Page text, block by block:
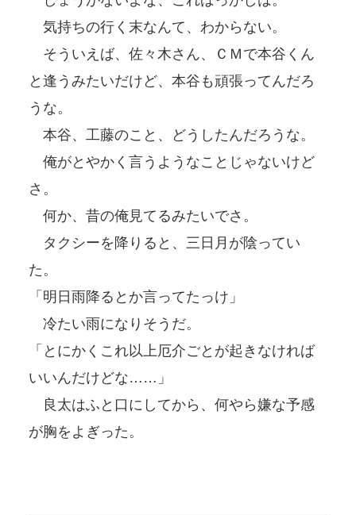
気持ちの行く末なんて、わからない。
そういえば、佐々木さん、ＣＭで本谷くん
と逢うみたいだけど、本谷も頑張ってんだろ
うな。
本谷、工藤のこと、どうしたんだろうな。
俺がとやかく言うようなことじゃないけど
さ。
何か、昔の俺見てるみたいでさ。
タクシーを降りると、三日月が陰ってい
た。
「明日雨降るとか言ってたっけ」
冷たい雨になりそうだ。
「とにかくこれ以上厄介ごとが起きなければ
いいんだけどな……」
良太はふと口にしてから、何やら嫌な予感
が胸をよぎった。